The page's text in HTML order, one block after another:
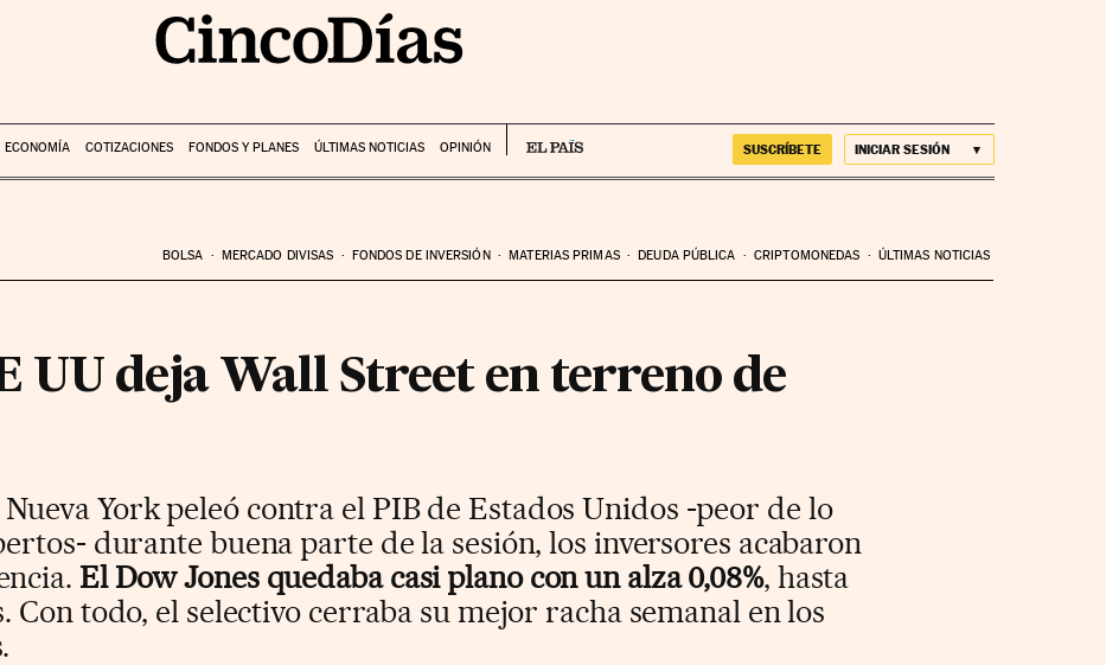
ECONOMÍA COTIZACIONES FONDOS Y PLANES ÚLTIMAS NOTICIAS OPINIÓN SUSCRÍBETE INICIAR SESIÓN
BOLSA MERCADO DIVISAS FONDOS DE INVERSIÓN MATERIAS PRIMAS DEUDA PÚBLICA CRIPTOMONEDAS ÚLTIMAS NOTICIAS
UU deja Wall Street en terreno de
York peleó contra el PIB de Estados Unidos -peor de lo
durante buena parte de la sesión, los inversores acabaron
El Dow Jones quedaba casi plano con un alza 0,08%, hasta
Con todo, el selectivo cerraba su mejor racha semanal en los